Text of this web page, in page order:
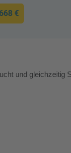
668 €
und gleichzeitig